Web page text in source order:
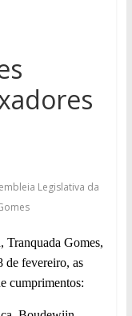
Legislativa da
Tranquada Gomes,
de fevereiro, as
cumprimentos: